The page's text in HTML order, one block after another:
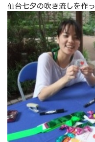
仙台七夕の吹き流しを作